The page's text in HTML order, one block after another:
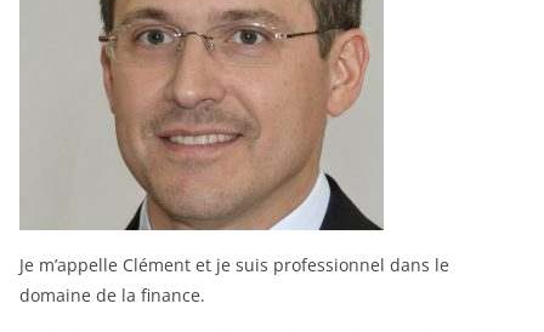
Je m’appelle Clément et je suis professionnel dans le
domaine de la finance.